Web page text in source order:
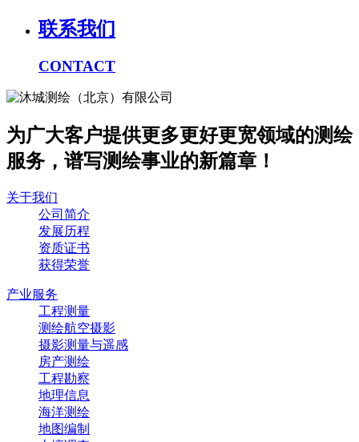
联系我们
CONTACT
为广大客户提供更多更好更宽领域的测绘
服务，谱写测绘事业的新篇章！
关于我们
公司简介
发展历程
资质证书
获得荣誉
产业服务
工程测量
测绘航空摄影
摄影测量与遥感
房产测绘
工程勘察
地理信息
海洋测绘
地图编制